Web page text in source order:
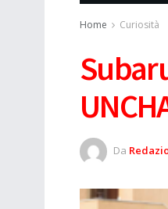
Home Curiosità
Da